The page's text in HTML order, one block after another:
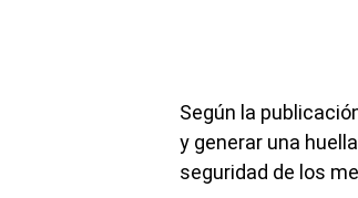
Según la
y generar una
seguridad de los